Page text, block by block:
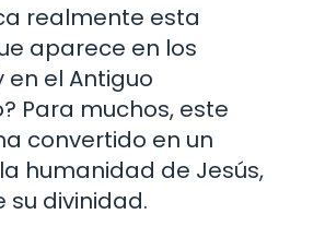
realmente esta
aparece en los
en el Antiguo
Para muchos, este
convertido en un
humanidad de Jesús,
su divinidad.